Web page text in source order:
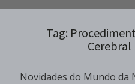
Tag:
Novidades do Mundo da